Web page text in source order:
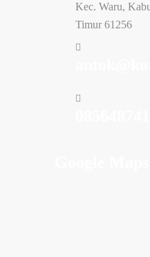
Kec. Waru,
Timur 61256